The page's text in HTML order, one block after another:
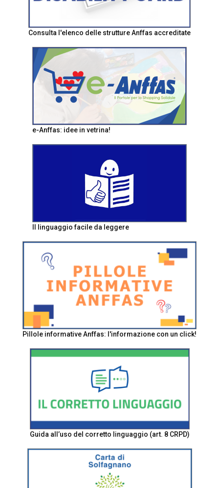
Consulta l'elenco delle strutture Anffas accreditate
e-Anffas: idee in vetrina!
Il linguaggio facile da leggere
Pillole informative Anffas: l'informazione con un click!
Guida all’uso del corretto linguaggio (art. 8 CRPD)